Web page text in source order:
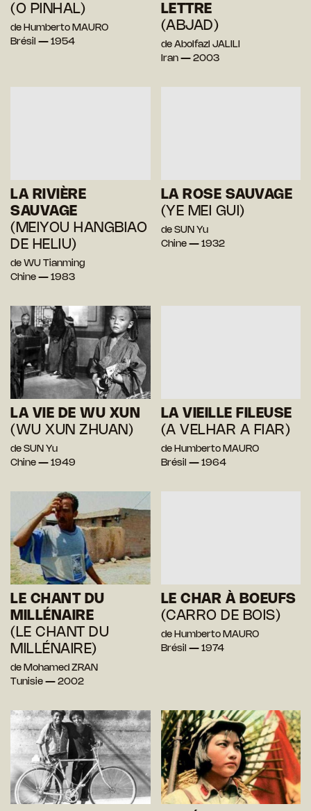
(O PINHAL)
de Humberto MAURO
Brésil — 1954
LETTRE
(ABJAD)
de Abolfazl JALILI
Iran — 2003
LA RIVIÈRE
SAUVAGE
(MEIYOU HANGBIAO
DE HELIU)
de WU Tianming
Chine — 1983
LA ROSE SAUVAGE
(YE MEI GUI)
de SUN Yu
Chine — 1932
LA VIE DE WU XUN
(WU XUN ZHUAN)
de SUN Yu
Chine — 1949
LA VIEILLE FILEUSE
(A VELHAR A FIAR)
de Humberto MAURO
Brésil — 1964
LE CHANT DU
MILLÉNAIRE
(LE CHANT DU
MILLÉNAIRE)
de Mohamed ZRAN
Tunisie — 2002
LE CHAR À BOEUFS
(CARRO DE BOIS)
de Humberto MAURO
Brésil — 1974